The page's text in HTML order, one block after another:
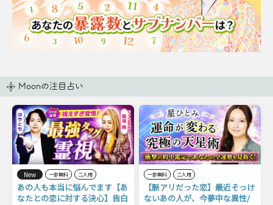
Moonの注目占い
New 一部無料 二人用
あの人も本当に悩んでます【あ
なたとの恋に対する決心】告白
一部無料 二人用
【脈アリだった恋】最近そっけ
ないあの人が、今夢中な異性/